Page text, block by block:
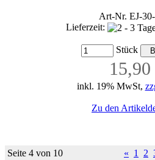
Art-Nr. EJ-
Lieferzeit:
Stück
15,90
inkl. 19% MwSt,
Zu den
Seite 4 von 10 « 1 2